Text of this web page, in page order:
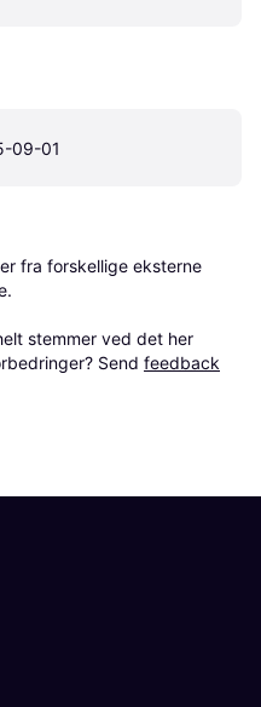
09-01
fra forskellige eksterne
stemmer ved det her
Send feedback